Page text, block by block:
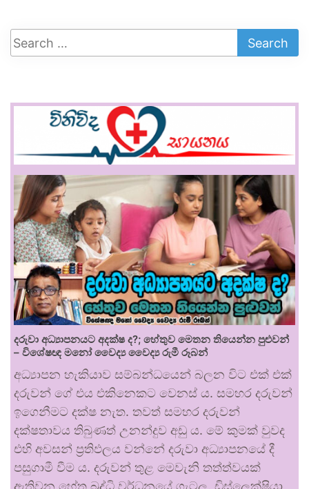
දරුවා අධ්‍යාපනයට අදක්ෂ ද?; හේතුව මෙතන තියෙන්න පුළුවන්
– විශේෂඥ මනෝ වෛද්‍ය වෛද්‍ය රුමී රූබන්
අධ්‍යාපන හැකියාව සම්බන්ධයෙන් බලන විට එක් එක්
දරුවන් ගේ එය එකිනෙකට වෙනස් ය. සමහර දරුවන්
ඉගෙනීමට දක්ෂ නැත. තවත් සමහර දරුවන්
දක්ෂතාවය තිබුණත් උනන්දුව අඩු ය. මේ කුමක් වුවද
එහි අවසන් ප්‍රතිඵලය වන්නේ දරුවා අධ්‍යාපනයේ දී
පසුගාමී වීම ය. දරුවන් තුළ මෙවැනි තත්ත්වයක්
ඇතිවන හේතු බුද්ධි වර්ධනයේ ගැටලු, ඩිස්ලෙක්ෂියා